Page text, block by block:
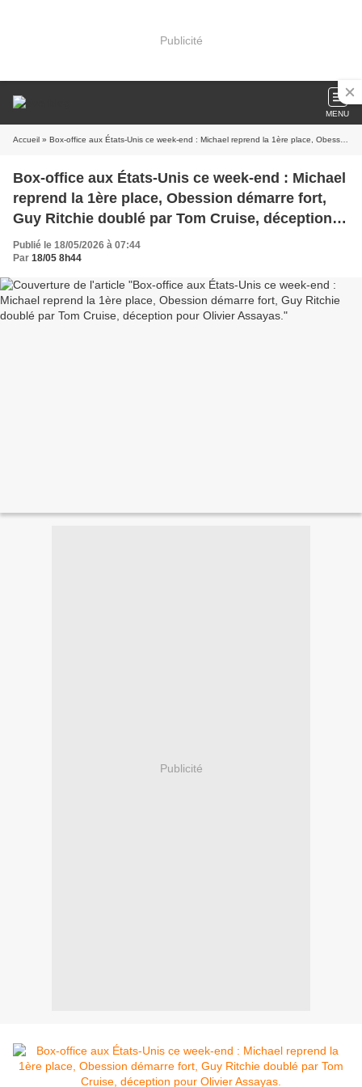
Publicité
MENU
Accueil » Box-office aux États-Unis ce week-end : Michael reprend la 1ère place, Obession démarre fort, Guy Ritchie doublé par Tom Cruise, déception pour Olivier Assayas.
Box-office aux États-Unis ce week-end : Michael
reprend la 1ère place, Obession démarre fort,
Guy Ritchie doublé par Tom Cruise, déception
pour Olivier Assayas.
Publié le 18/05/2026 à 07:44
Par 18/05 8h44
Publicité